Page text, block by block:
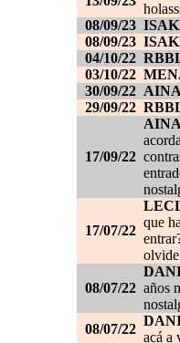
08/09/23
08/09/23
04/10/22
03/10/22
30/09/22
29/09/22
17/09/22
17/07/22
que
08/07/22 años
08/07/22
acá a